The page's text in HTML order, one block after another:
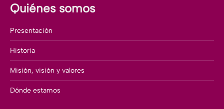
Quiénes somos
Presentación
Historia
Misión, visión y valores
Dónde estamos